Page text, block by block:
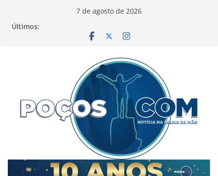
7 de agosto de 2026
Últimos: